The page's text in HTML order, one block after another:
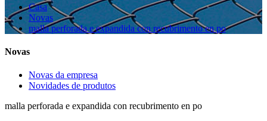
Casa
Novas
malla perforada e expandida con recubrimento en po
Novas
Novas da empresa
Novidades de produtos
malla perforada e expandida con recubrimento en po